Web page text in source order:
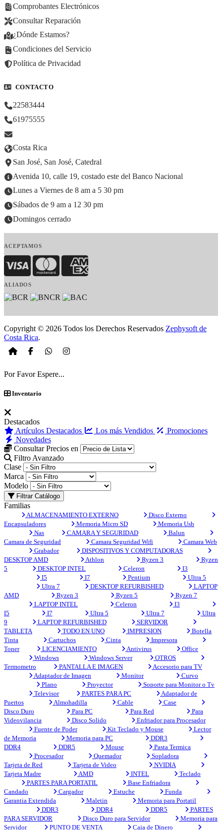
Comprobantes Electrónicos
Consultar Reparación
¿Dónde Estamos?
Condiciones del Servicio
Política de Privacidad
CONTACTO
22583444
61975555
Costa Rica
San José, San José, Catedral
Avenida 10, calle 19, costado este del Banco Nacional
Lunes a Viernes de 8 am a 5 30 pm
Sábados de 9 am a 12 30 pm
Domingos cerrado
ACEPTAMOS
Visa MasterCardAmerican Express
ALIADOS
Copyright © 2026 Todos los Derechos Reservados Zephysoft de
Costa Rica.
Por Favor Espere...
Inventario
Destacados
Artículos Destacados
Los más Vendidos
Promociones
Novedades
Consultar Precios en
Filtro Avanzado
Clase
Marca
Modelo
Filtrar Catálogo
Familias
ALMACENAMIENTO EXTERNO
Disco Externo
Encapsuladores
Memoria Micro SD
Memoria Usb
Nas
CAMARA Y SEGURIDAD
Balun
Camara de Seguridad
Camara Seguridad Wifi
Camara Web
Grabador
DISPOSITIVOS Y COMPUTADORAS
DESKTOP AMD
Athlon Ryzen 3
Ryzen
5
DESKTOP INTEL Celeron
I3
I5
I7 Pentium
Ultra 5
Ultra 7
DESKTOP REFURBISHED
LAPTOP
AMD
Ryzen 3 Ryzen 5
Ryzen 7
LAPTOP INTEL
Celeron
I3
I5
I7 Ultra 5 Ultra 7
Ultra
9
LAPTOP REFURBISHED
SERVIDOR
TABLETA
TODO EN UNO IMPRESION
Botella
Tinta
Cartuchos Cinta
Impresora
Toner
LICENCIAMIENTO Antivirus
Office
Windows
Windows Server
OTROS
Termometro
PANTALLA E IMAGEN
Accesorio para TV
Adaptador de Imagen
Monitor
Curvo
Plano
Proyector
Soporte para Monitor o Tv
Televisor
PARTES PARA PC
Adaptador de
Puertos
Almohadilla Cable
Case
Disco Duro
Para PC Para Red
Para
Videovilancia
Disco Solido
Enfriador para Procesador
Fuente de Poder
Kit Teclado y Mouse
Lector
de Memoria
Memoria para PC
DDR3
DDR4
DDR5 Mouse
Pasta Termica
Procesador
Quemador
Sopladora
Tarjeta de Red
Tarjeta de Video
NVIDIA
Tarjeta Madre
AMD INTEL
Teclado
PARTES PARA PORTATIL
Base Enfriadora
Candado
Cargador Estuche
Funda
Garantia Extendida
Maletin
Memoria para Portatil
DDR3
DDR4 DDR5
PARTES
PARA SERVIDOR
Disco Duro para Servidor
Memoria para
Servidor
PUNTO DE VENTA Caja de Dinero